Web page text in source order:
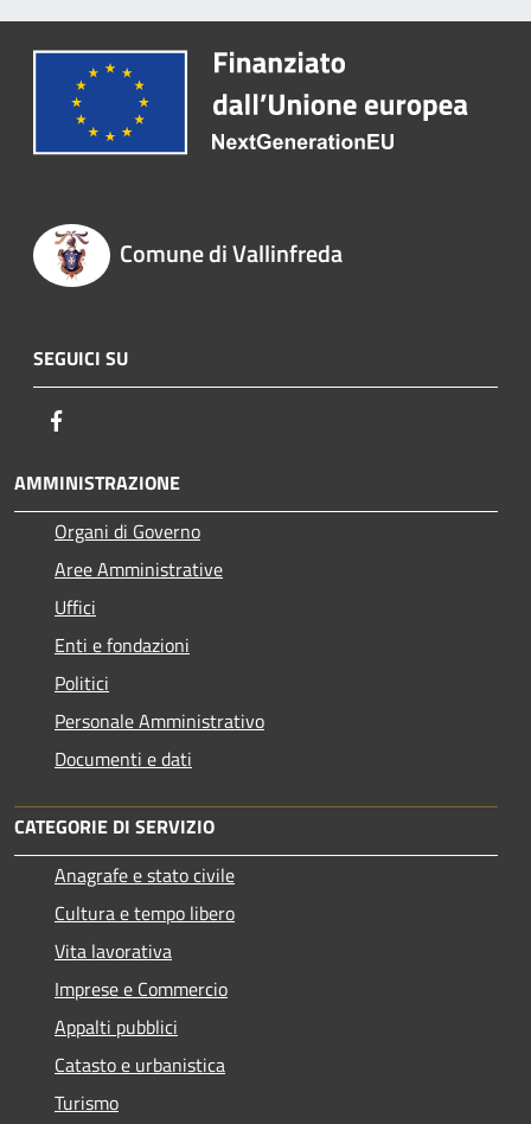
Comune di Vallinfreda
SEGUICI SU
AMMINISTRAZIONE
Organi di Governo
Aree Amministrative
Uffici
Enti e fondazioni
Politici
Personale Amministrativo
Documenti e dati
CATEGORIE DI SERVIZIO
Anagrafe e stato civile
Cultura e tempo libero
Vita lavorativa
Imprese e Commercio
Appalti pubblici
Catasto e urbanistica
Turismo